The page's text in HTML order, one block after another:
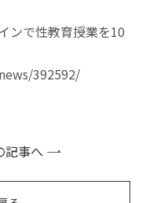
ンで性教育授業を10
392592/
記事へ